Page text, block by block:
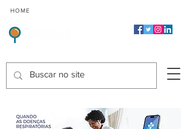
HOME